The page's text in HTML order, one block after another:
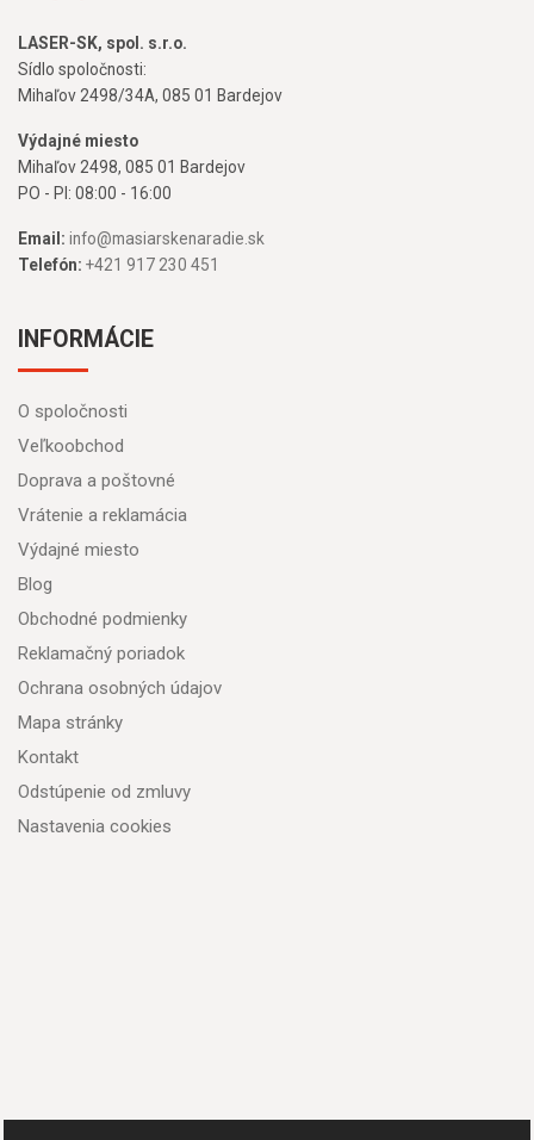
LASER-SK, spol. s.r.o.
Sídlo spoločnosti:
Mihaľov 2498/34A, 085 01 Bardejov
Výdajné miesto
Mihaľov 2498, 085 01 Bardejov
PO - PI: 08:00 - 16:00
Email: info@masiarskenaradie.sk
Telefón: +421 917 230 451
INFORMÁCIE
O spoločnosti
Veľkoobchod
Doprava a poštovné
Vrátenie a reklamácia
Výdajné miesto
Blog
Obchodné podmienky
Reklamačný poriadok
Ochrana osobných údajov
Mapa stránky
Kontakt
Odstúpenie od zmluvy
Nastavenia cookies